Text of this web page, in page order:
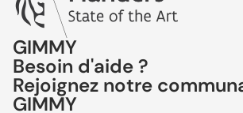
GIMMY
Besoin d'aide ?
Rejoignez notre
GIMMY
Politique de remboursement